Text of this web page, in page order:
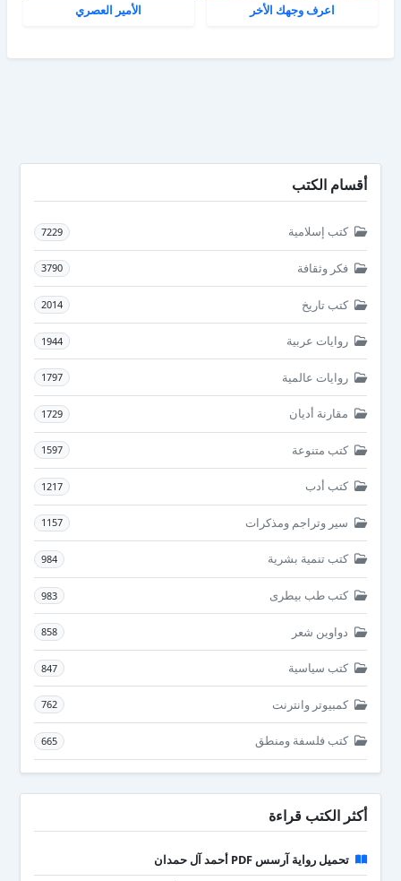
اعرف وجهك الأخر الأمير العصري
أقسام الكتب
كتب إسلامية 7229
فكر وثقافة 3790
كتب تاريخ 2014
روايات عربية 1944
روايات عالمية 1797
مقارنة أديان 1729
كتب متنوعة 1597
كتب أدب 1217
سير وتراجم ومذكرات 1157
كتب تنمية بشرية 984
كتب طب بيطرى 983
دواوين شعر 858
كتب سياسية 847
كمبيوتر وانترنت 762
كتب فلسفة ومنطق 665
أكثر الكتب قراءة
تحميل رواية آرسس PDF أحمد آل حمدان